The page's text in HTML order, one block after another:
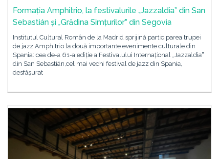
Formația Amphitrio, la festivalurile „Jazzaldia” din San
Sebastián și „Grădina Simțurilor” din Segovia
Institutul Cultural Român de la Madrid sprijină participarea trupei
de jazz Amphitrio la două importante evenimente culturale din
Spania: cea de-a 61-a ediție a Festivalului Internațional „Jazzaldiaˮ
din San Sebastián,cel mai vechi festival de jazz din Spania,
desfășurat